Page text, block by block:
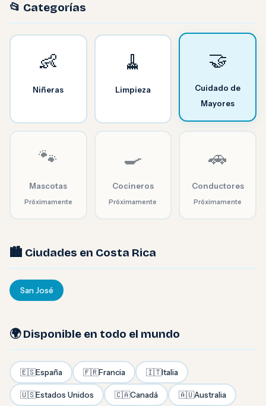
📂 Categorías
👶
Niñeras
🧹
Limpieza
🤝
Cuidado de
Mayores
🐾
Mascotas
Próximamente
🍳
Cocineros
Próximamente
🚗
Conductores
Próximamente
🏙️ Ciudades en Costa Rica
San José
🌍 Disponible en todo el mundo
🇪🇸España 🇫🇷Francia 🇮🇹Italia
🇺🇸Estados Unidos 🇨🇦Canadá 🇦🇺Australia